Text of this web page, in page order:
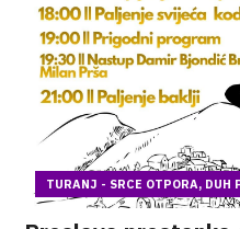
TURANJ - SRCE OTPORA, DUH